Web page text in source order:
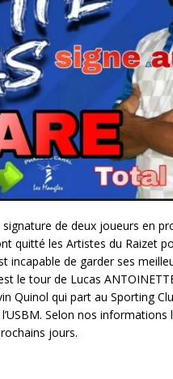
de deux joueurs en
quitté les Artistes du Raizet
incapable de garder ses
le tour de Lucas
Quinol qui part au Sporting
Selon nos informations
jours.